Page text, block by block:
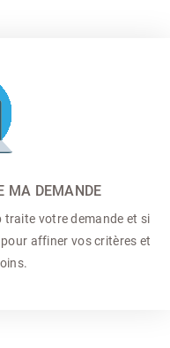
MA DEMANDE
traite votre demande et si
affiner vos critères et